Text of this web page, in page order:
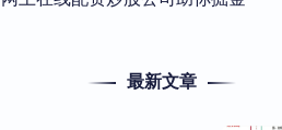
最新文章